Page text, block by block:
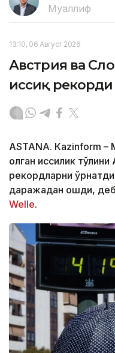
Муаллиф
13:10, 06 Август 2026
Австрия ва
иссиқ
ASTANА. Кazinform –
олган иссиқлик
рекордларни
даражадан ошди,
Welle.